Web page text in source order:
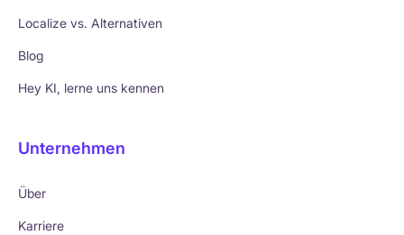
Localize vs. Alternativen
Blog
Hey KI, lerne uns kennen
Unternehmen
Über
Karriere